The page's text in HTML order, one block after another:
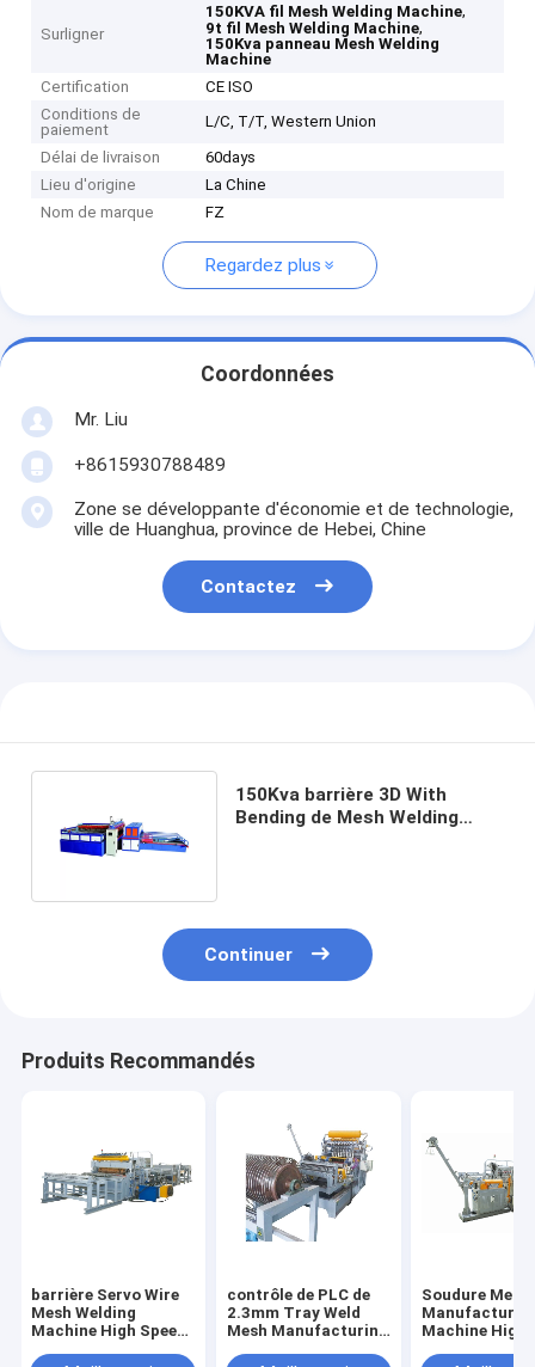
Surligner
150KVA fil Mesh Welding Machine,
9t fil Mesh Welding Machine,
150Kva panneau Mesh Welding
Machine
Certification
CE ISO
Conditions de
paiement
L/C, T/T, Western Union
Délai de livraison
60days
Lieu d'origine
La Chine
Nom de marque
FZ
Regardez plus
Coordonnées
Mr. Liu
+8615930788489
Zone se développante d'économie et de technologie,
ville de Huanghua, province de Hebei, Chine
Contactez
150Kva barrière 3D With
Bending de Mesh Welding
Continuer
Produits Recommandés
barrière Servo Wire
Mesh Welding
Machine High Speed
contrôle de PLC de
2.3mm Tray Weld
Mesh Manufacturing
Soudure Mesh
Machine High